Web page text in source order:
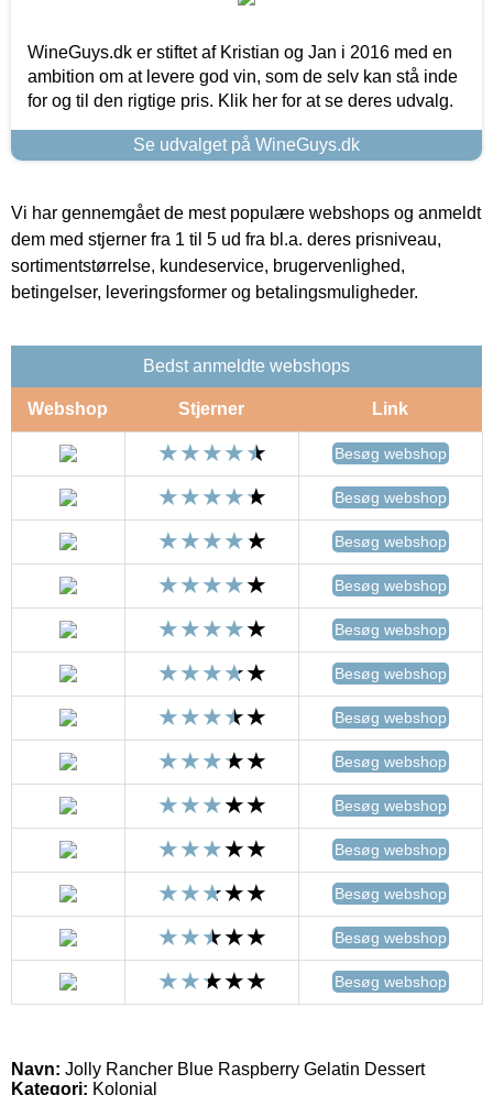
WineGuys.dk er stiftet af Kristian og Jan i 2016 med en
ambition om at levere god vin, som de selv kan stå inde
for og til den rigtige pris. Klik her for at se deres udvalg.
Se udvalget på WineGuys.dk
Vi har gennemgået de mest populære webshops og anmeldt
dem med stjerner fra 1 til 5 ud fra bl.a. deres prisniveau,
sortimentstørrelse, kundeservice, brugervenlighed,
betingelser, leveringsformer og betalingsmuligheder.
Bedst anmeldte webshops
Webshop Stjerner Link
Besøg webshop
Besøg webshop
Besøg webshop
Besøg webshop
Besøg webshop
Besøg webshop
Besøg webshop
Besøg webshop
Besøg webshop
Besøg webshop
Besøg webshop
Besøg webshop
Besøg webshop
Navn: Jolly Rancher Blue Raspberry Gelatin Dessert
Kategori: Kolonial